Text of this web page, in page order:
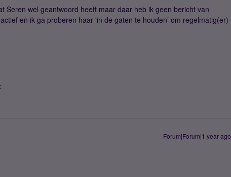
Seren wel geantwoord heeft maar daar heb ik geen bericht van
en ik ga proberen haar 'in de gaten te houden’ om regelmatig(er)
Forum|Forum|1 year ago